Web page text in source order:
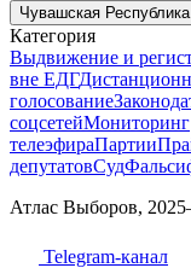
Чувашская
Категория
Выдвижение и
вне ЕДГ
голосование
соцсетейМониторинг
телеэфираПартии
депутатовСуд
Атлас Выборов,
Telegram-канал